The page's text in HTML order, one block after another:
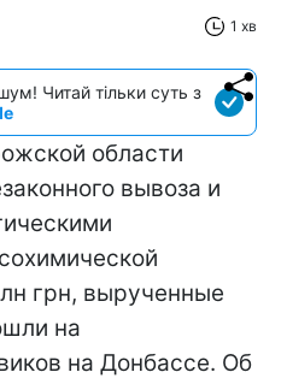
1 хв
Читай тільки суть з
области
вывоза и
грн, вырученные
на
на Донбассе. Об